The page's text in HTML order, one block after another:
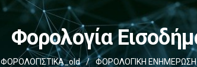
Φορολογία
ΦΟΡΟΛΟΓΙΣΤΙΚΑ_old / ΦΟΡΟΛΟΓΙΚΗ ΕΝΗΜΕΡΩΣΗ